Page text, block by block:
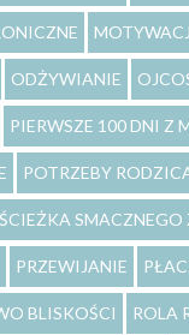
ODŻYWIANIE
PIERWSZE 100 DNI Z
POTRZEBY
SMACZNEGO
PRZEWIJANIE
BLISKOŚCI ROLA